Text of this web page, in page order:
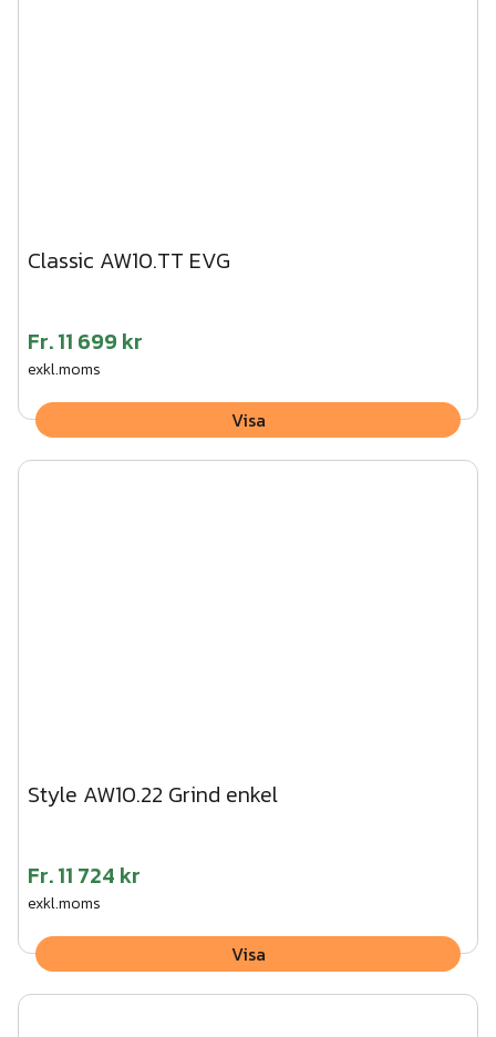
Classic AW10.TT EVG
Fr.11 699 kr
exkl.moms
Visa
Style AW10.22 Grind enkel
Fr.11 724 kr
exkl.moms
Visa